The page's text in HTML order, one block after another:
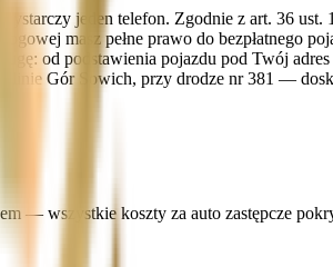
jeden telefon. Zgodnie z art. 36
masz pełne prawo do bezpłatnego
od podstawienia pojazdu pod Twój
Gór Sowich, przy drodze nr 381 —
— wszystkie koszty za auto zastępcze